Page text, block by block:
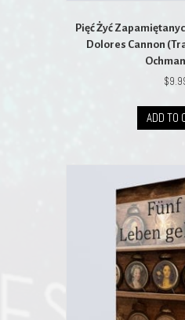
Pięć Żyć
Dolores Cannon
$
ADD TO